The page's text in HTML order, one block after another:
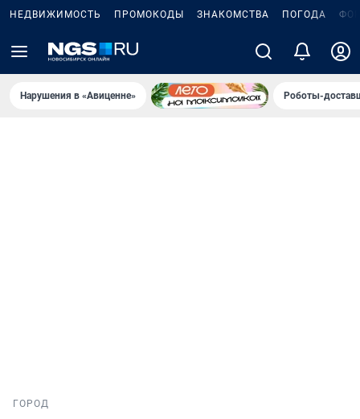
НЕДВИЖИМОСТЬ ПРОМОКОДЫ ЗНАКОМСТВА ПОГОДА
Нарушения в «Авиценне» Роботы-
ГОРОД